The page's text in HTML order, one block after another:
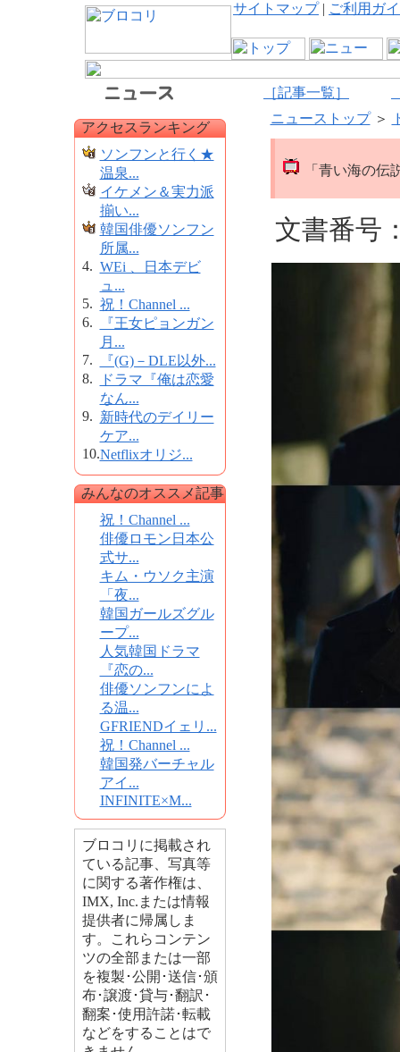
サイトマップ| ご利用ガ
［記事一覧］
アクセスランキング
ソンフンと行く★
温泉...
イケメン＆実力派
揃い...
韓国俳優ソンフン
所属...
4. WEi 、日本デビ
ュ...
5. 祝！Channel ...
6.
『王女ピョンガン
月...
7.
『(G)－DLE以外...
8.
ドラマ『俺は恋愛
なん...
9. 新時代のデイリー
ケア...
10.Netflixオリジ...
みんなのオススメ記事
祝！Channel ...
俳優ロモン日本公
式サ...
キム・ウソク主演
「夜...
韓国ガールズグル
ープ...
人気韓国ドラマ
『恋の...
俳優ソンフンによ
る温...
GFRIENDイェリ...
祝！Channel ...
韓国発バーチャル
アイ...
INFINITE×M...
ブロコリに掲載され
ている記事、写真等
に関する著作権は、
IMX, Inc.または情報
提供者に帰属しま
す。これらコンテン
ツの全部または一部
を複製･公開･送信･頒
布･譲渡･貸与･翻訳･
翻案･使用許諾･転載
などをすることはで
ニューストップ＞
「青い海の伝
文書番号